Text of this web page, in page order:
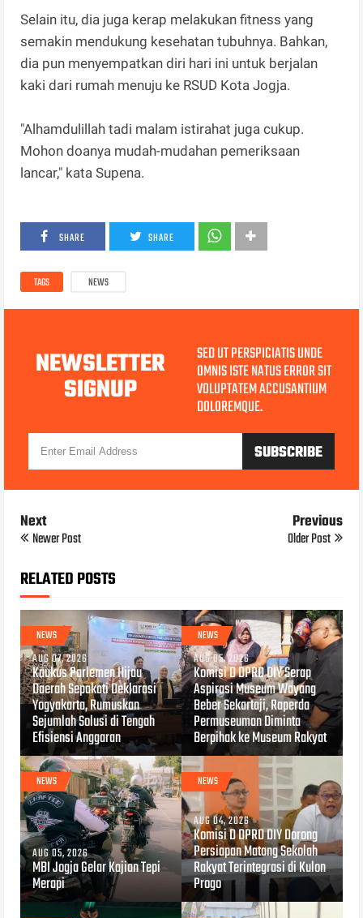
Selain itu, dia juga kerap melakukan fitness yang
semakin mendukung kesehatan tubuhnya. Bahkan,
dia pun menyempatkan diri hari ini untuk berjalan
kaki dari rumah menuju ke RSUD Kota Jogja.
"Alhamdulillah tadi malam istirahat juga cukup.
Mohon doanya mudah-mudahan pemeriksaan
lancar," kata Supena.
SHARE SHARE
TAGS NEWS
NEWSLETTER
SIGNUP
SED UT PERSPICIATIS UNDE
OMNIS ISTE NATUS ERROR SIT
VOLUPTATEM ACCUSANTIUM
DOLOREMQUE.
Next
Newer Post
Previous
Older Post
RELATED POSTS
NEWS
AUG 07, 2026
Kaukus Parlemen Hijau
Daerah Sepakati Deklarasi
Yogyakarta, Rumuskan
Sejumlah Solusi di Tengah
Efisiensi Anggaran
NEWS
AUG 05, 2026
Komisi D DPRD DIY Serap
Aspirasi Museum Wayang
Beber Sekartaji, Raperda
Permuseuman Diminta
Berpihak ke Museum Rakyat
NEWS
AUG 05, 2026
MBI Jogja Gelar Kajian Tepi
Merapi
NEWS
AUG 04, 2026
Komisi D DPRD DIY Dorong
Persiapan Matang Sekolah
Rakyat Terintegrasi di Kulon
Progo